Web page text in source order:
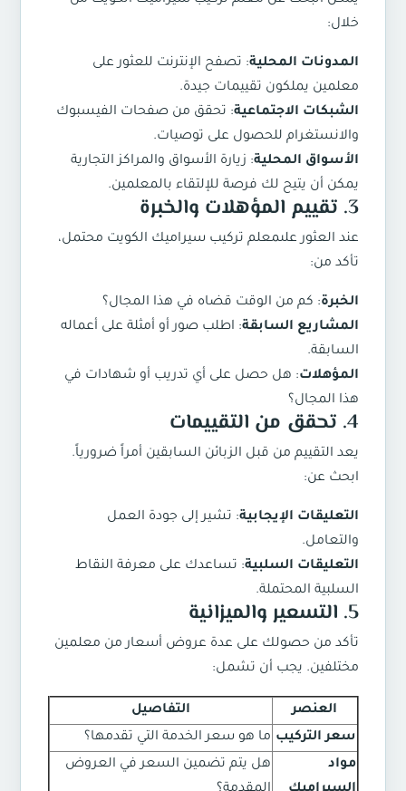
خلال:
المدونات المحلية: تصفح الإنترنت للعثور على
معلمين يملكون تقييمات جيدة.
الشبكات الاجتماعية: تحقق من صفحات الفيسبوك
والانستغرام للحصول على توصيات.
الأسواق المحلية: زيارة الأسواق والمراكز التجارية
يمكن أن يتيح لك فرصة للإلتقاء بالمعلمين.
3. تقييم المؤهلات والخبرة
عند العثور علىمعلم تركيب سيراميك الكويت محتمل،
تأكد من:
الخبرة: كم من الوقت قضاه في هذا المجال؟
المشاريع السابقة: اطلب صور أو أمثلة على أعماله
السابقة.
المؤهلات: هل حصل على أي تدريب أو شهادات في
هذا المجال؟
4. تحقق من التقييمات
يعد التقييم من قبل الزبائن السابقين أمراً ضرورياً.
ابحث عن:
التعليقات الإيجابية: تشير إلى جودة العمل
والتعامل.
التعليقات السلبية: تساعدك على معرفة النقاط
السلبية المحتملة.
5. التسعير والميزانية
تأكد من حصولك على عدة عروض أسعار من معلمين
مختلفين. يجب أن تشمل:
العنصر
التفاصيل
سعر التركيب ما هو سعر الخدمة التي تقدمها؟
مواد
هل يتم تضمين السعر في العروض